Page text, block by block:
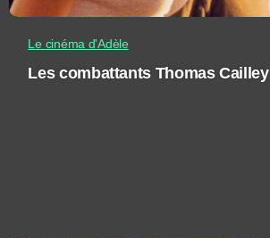
Le cinéma d'Adèle
Les combattants Thomas Cailley